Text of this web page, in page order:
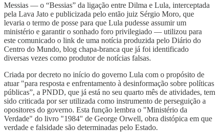
Messias — o “Bessias” da ligação entre Dilma e Lula, interceptada
pela Lava Jato e publicizada pelo então juiz Sérgio Moro, que
levaria o termo de posse para que Lula pudesse assumir um
ministério e garantir o sonhado foro privilegiado — utilizou para
este comunicado o link de uma notícia produzida pelo Diário do
Centro do Mundo, blog chapa-branca que já foi identificado
diversas vezes como produtor de notícias falsas.
Criada por decreto no início do governo Lula com o propósito de
atuar "para resposta e enfrentamento à desinformação sobre políticas
públicas”, a PNDD, que já está no seu quarto mês de atividades, tem
sido criticada por ser utilizada como instrumento de perseguição a
opositores do governo. Esta função lembra o "Ministério da
Verdade" do livro "1984" de George Orwell, obra distópica em que
verdade e falsidade são determinadas pelo Estado.